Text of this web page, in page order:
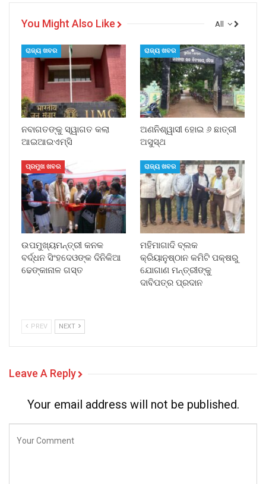
All
You Might Also Like
ରାଜ୍ୟ ଖବର
ନବାଗତଙ୍କୁ ସ୍ୱାଗତ କଲା
ଆଇଆଇଏମ୍‌ସି
ରାଜ୍ୟ ଖବର
ଅଣନିଶ୍ୱାସୀ ହୋଇ ୬ ଛାତ୍ରୀ
ଅସୁସ୍ଥ
ପ୍ରମୁଖ ଖବର
ଉପମୁଖ୍ୟମନ୍ତ୍ରୀ କନକ
ବର୍ଦ୍ଧନ ସିଂହଦେଓଙ୍କ ଦିନିକିଆ
ଢେଙ୍କାନାଳ ଗସ୍ତ
ରାଜ୍ୟ ଖବର
ମହିମାଗାଦି ବ୍ଲକ
କ୍ରିୟାନୁଷ୍ଠାନ କମିଟି ପକ୍ଷରୁ
ଯୋଗାଣ ମନ୍ତ୍ରୀଙ୍କୁ
ଦାବିପତ୍ର ପ୍ରଦାନ
PREV NEXT
Leave A Reply
Your email address will not be published.